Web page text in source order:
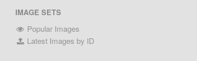
IMAGE SETS
Popular Images
Latest Images by ID